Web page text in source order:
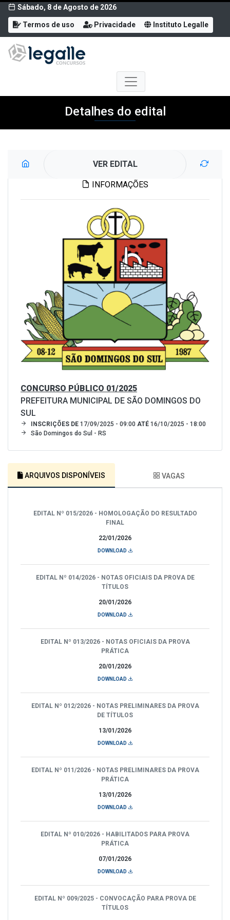
Sábado, 8 de Agosto de 2026
Termos de uso Privacidade Instituto Legalle
Detalhes do edital
VER EDITAL
INFORMAÇÕES
CONCURSO PÚBLICO 01/2025
PREFEITURA MUNICIPAL DE SÃO DOMINGOS DO
SUL
INSCRIÇÕES DE 17/09/2025 - 09:00 ATÉ 16/10/2025 - 18:00
São Domingos do Sul - RS
ARQUIVOS DISPONÍVEIS VAGAS
22/01/2026
EDITAL Nº 015/2026 - HOMOLOGAÇÃO DO RESULTADO
FINAL
DOWNLOAD
20/01/2026
EDITAL Nº 014/2026 - NOTAS OFICIAIS DA PROVA DE
TÍTULOS
DOWNLOAD
20/01/2026
EDITAL Nº 013/2026 - NOTAS OFICIAIS DA PROVA
PRÁTICA
DOWNLOAD
13/01/2026
EDITAL Nº 012/2026 - NOTAS PRELIMINARES DA PROVA
DE TÍTULOS
DOWNLOAD
13/01/2026
EDITAL Nº 011/2026 - NOTAS PRELIMINARES DA PROVA
PRÁTICA
DOWNLOAD
07/01/2026
EDITAL Nº 010/2026 - HABILITADOS PARA PROVA
PRÁTICA
DOWNLOAD
EDITAL Nº 009/2025 - CONVOCAÇÃO PARA PROVA DE
TÍTULOS